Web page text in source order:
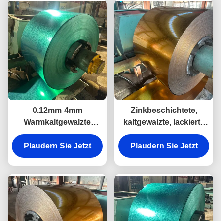
0.12mm-4mm
Warmkaltgewalzte
vorgefärbte Galvalume-
Stahlspule für den Bau
Plaudern Sie Jetzt
Zinkbeschichtete,
kaltgewalzte, lackierte
Bleche Metallspulen
Wandbau
Industriezwecke
Plaudern Sie Jetzt